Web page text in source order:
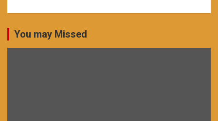
You may Missed